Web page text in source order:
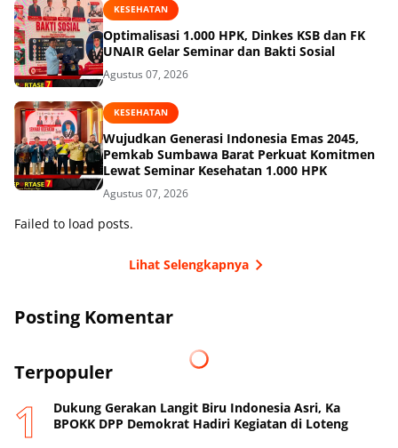
KESEHATAN
Optimalisasi 1.000 HPK, Dinkes KSB dan FK
UNAIR Gelar Seminar dan Bakti Sosial
Agustus 07, 2026
KESEHATAN
Wujudkan Generasi Indonesia Emas 2045,
Pemkab Sumbawa Barat Perkuat Komitmen
Lewat Seminar Kesehatan 1.000 HPK
Agustus 07, 2026
Failed to load posts.
Lihat Selengkapnya
Posting Komentar
Terpopuler
Dukung Gerakan Langit Biru Indonesia Asri, Ka
BPOKK DPP Demokrat Hadiri Kegiatan di Loteng